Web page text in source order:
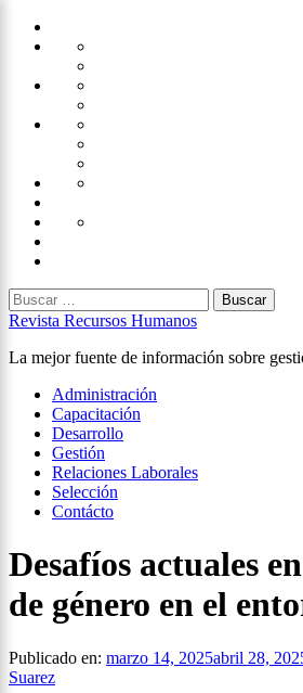
Saltar
Administración
Capacitación
Desarrollo
Gestión
Laborales
Selección
Buscar:
Revista Recursos Humanos
La mejor fuente de información sobre
Menú
principal
Administración
Capacitación
Desarrollo
Gestión
Relaciones Laborales
Selección
Contácto
Desafíos actuales
de género en el
Publicado en: marzo 14, 2025abril 28,
Suarez